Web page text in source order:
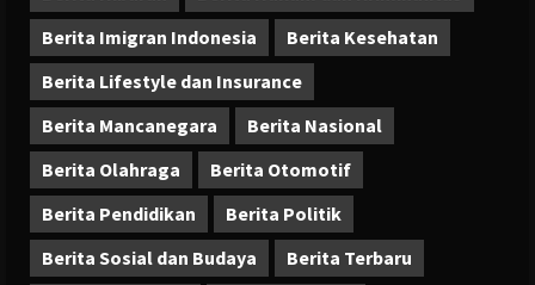
Berita Imigran Indonesia
Berita Kesehatan
Berita Lifestyle dan Insurance
Berita Mancanegara
Berita Nasional
Berita Olahraga
Berita Otomotif
Berita Pendidikan
Berita Politik
Berita Sosial dan Budaya
Berita Terbaru